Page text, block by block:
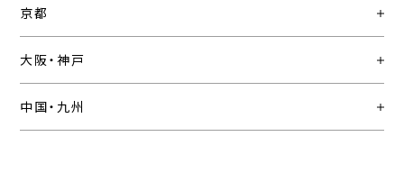
京都
大阪・神戸
中国・九州